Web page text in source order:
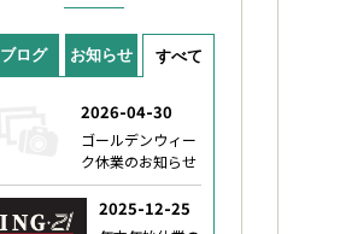
すべて
お知らせ
ブログ